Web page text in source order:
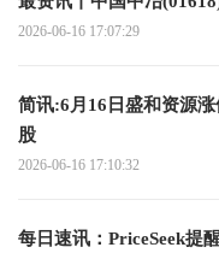
2026-06-16 17:07:29
简讯:6月16日盛和资源
股
2026-06-16 17:10:32
每日速讯：PriceSeek提